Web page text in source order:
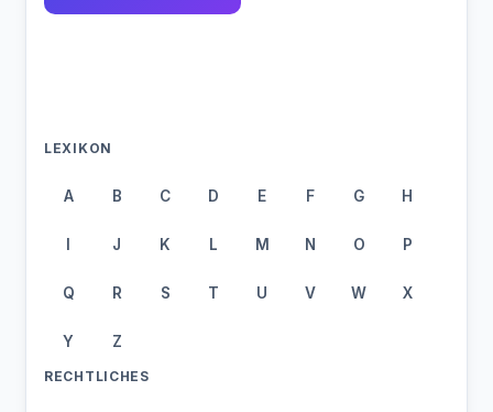
LEXIKON
A B C D E F G H
I J K L M N O P
Q R S T U V W X
Y Z
RECHTLICHES